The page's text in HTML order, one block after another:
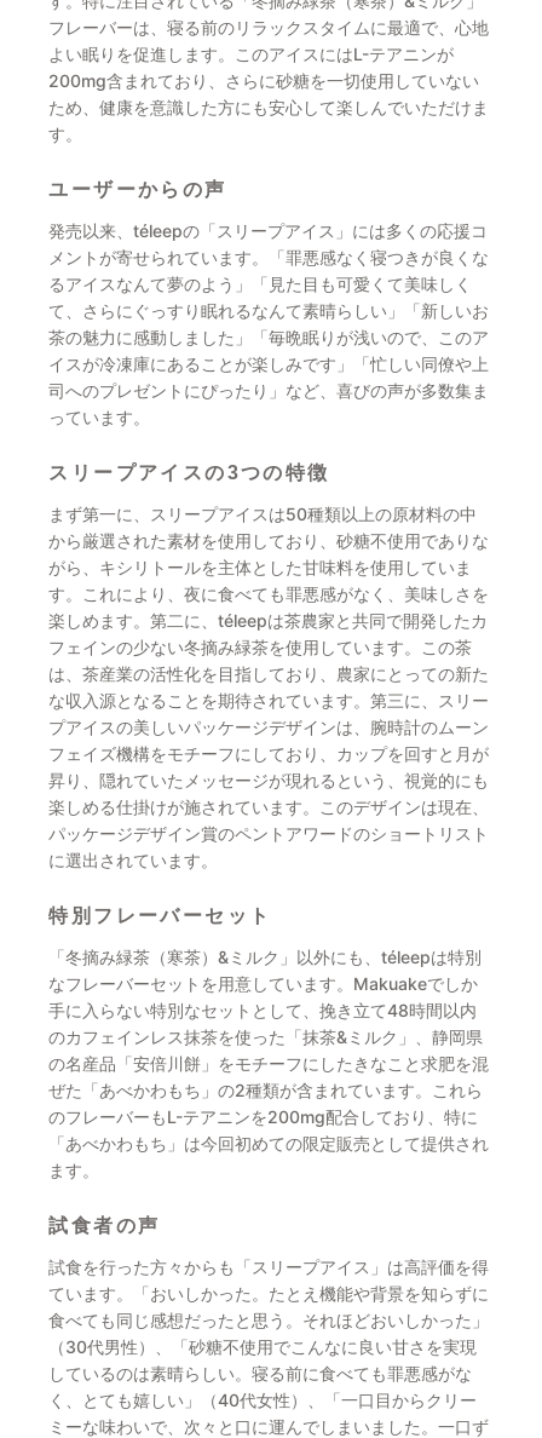
フレーバーは、寝る前のリラックスタイムに最適で、心地
よい眠りを促進します。このアイスにはL-テアニンが
200mg含まれており、さらに砂糖を一切使用していない
ため、健康を意識した方にも安心して楽しんでいただけま
す。
ユーザーからの声
発売以来、téleepの「スリープアイス」には多くの応援コ
メントが寄せられています。「罪悪感なく寝つきが良くな
るアイスなんて夢のよう」「見た目も可愛くて美味しく
て、さらにぐっすり眠れるなんて素晴らしい」「新しいお
茶の魅力に感動しました」「毎晩眠りが浅いので、このア
イスが冷凍庫にあることが楽しみです」「忙しい同僚や上
司へのプレゼントにぴったり」など、喜びの声が多数集ま
っています。
スリープアイスの3つの特徴
まず第一に、スリープアイスは50種類以上の原材料の中
から厳選された素材を使用しており、砂糖不使用でありな
がら、キシリトールを主体とした甘味料を使用していま
す。これにより、夜に食べても罪悪感がなく、美味しさを
楽しめます。第二に、téleepは茶農家と共同で開発したカ
フェインの少ない冬摘み緑茶を使用しています。この茶
は、茶産業の活性化を目指しており、農家にとっての新た
な収入源となることを期待されています。第三に、スリー
プアイスの美しいパッケージデザインは、腕時計のムーン
フェイズ機構をモチーフにしており、カップを回すと月が
昇り、隠れていたメッセージが現れるという、視覚的にも
楽しめる仕掛けが施されています。このデザインは現在、
パッケージデザイン賞のペントアワードのショートリスト
に選出されています。
特別フレーバーセット
「冬摘み緑茶（寒茶）&ミルク」以外にも、téleepは特別
なフレーバーセットを用意しています。Makuakeでしか
手に入らない特別なセットとして、挽き立て48時間以内
のカフェインレス抹茶を使った「抹茶&ミルク」、静岡県
の名産品「安倍川餅」をモチーフにしたきなこと求肥を混
ぜた「あべかわもち」の2種類が含まれています。これら
のフレーバーもL-テアニンを200mg配合しており、特に
「あべかわもち」は今回初めての限定販売として提供され
ます。
試食者の声
試食を行った方々からも「スリープアイス」は高評価を得
ています。「おいしかった。たとえ機能や背景を知らずに
食べても同じ感想だったと思う。それほどおいしかった」
（30代男性）、「砂糖不使用でこんなに良い甘さを実現
しているのは素晴らしい。寝る前に食べても罪悪感がな
く、とても嬉しい」（40代女性）、「一口目からクリー
ミーな味わいで、次々と口に運んでしまいました。一口ず